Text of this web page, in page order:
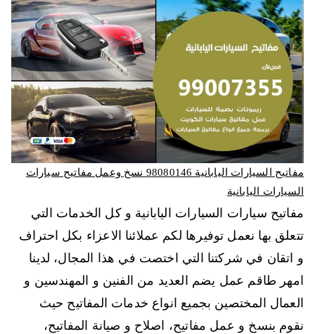
مفاتيح السيارات اليابانية 98080146‬ نسخ وعمل مفاتيح سيارات
السيارات اليابانية
مفاتيح سيارات السيارات اليابانية و كل الخدمات التي
تتعلق بها نعمل توفيرها لكم عملائنا الاعزاء بكل احتراف
و اتقان في شركتنا التي اختصت في هذا المجال، لدينا
امهر طاقم عمل يضم العديد من الفنين و المهندسين و
العمال المختصين بجميع انواع خدمات المفاتيح حيث
نقوم بنسخ و عمل مفاتيح، اصلاح و صيانة المفاتيح،